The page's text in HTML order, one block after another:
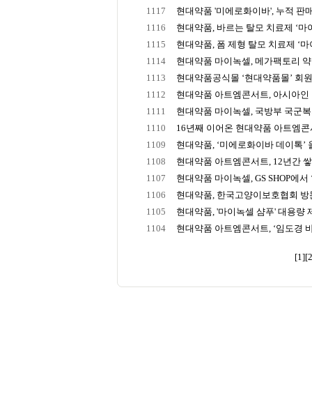
1117
현대약품 '미에로화이바', 누적 판
1116
현대약품, 바르는 탈모 치료제 ‘마
1115
현대약품, 폼 제형 탈모 치료제 ‘마
1114
현대약품 마이녹셀, 메가팩토리
1113
현대약품공식몰 ‘현대약품몰’ 회
1112
현대약품 아트엠콘서트, 아시아인
1111
현대약품 마이녹셀, 국방부 국군
1110
16년째 이어온 현대약품 아트엠콘
1109
현대약품, ‘미에로화이바 데이톡’
1108
현대약품 아트엠콘서트, 12년간
1107
현대약품 마이녹셀, GS SHOP에서
1106
현대약품, 한국고양이보호협회 방
1105
현대약품, '마이녹셀 샴푸' 대용량
1104
현대약품 아트엠콘서트, ‘임도경
[1]